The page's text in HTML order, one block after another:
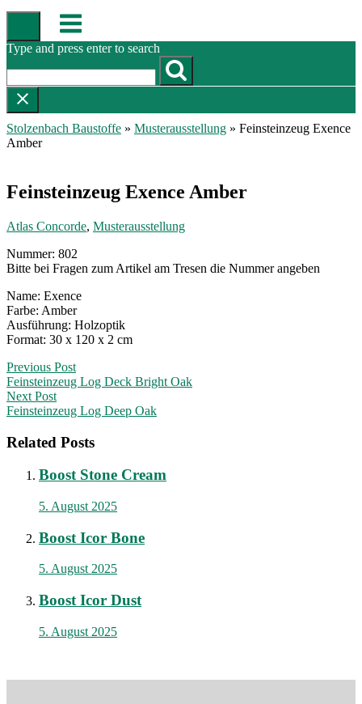
Skip
content
Menu
Type and press enter to search
Stolzenbach Baustoffe » Musterausstellung » Feinsteinzeug Exence
Amber
Feinsteinzeug Exence Amber
Atlas Concorde, Musterausstellung
Nummer: 802
Bitte bei Fragen zum Artikel am Tresen die Nummer angeben
Name: Exence
Farbe: Amber
Ausführung: Holzoptik
Format: 30 x 120 x 2 cm
Post
navigation
Previous Post
Feinsteinzeug Log Deck Bright Oak
Next Post
Feinsteinzeug Log Deep Oak
Related Posts
Boost Stone Cream
5. August 2025
Boost Icor Bone
5. August 2025
Boost Icor Dust
5. August 2025